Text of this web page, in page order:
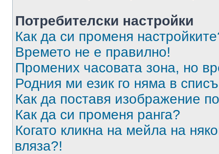
Потребителски настройки
Как да си променя
Времето не е правилно!
Промених часовата зона, но
Родния ми език го няма в
Как да поставя изображение
Как да си променя ранга?
Когато кликна на мейла на
вляза?!